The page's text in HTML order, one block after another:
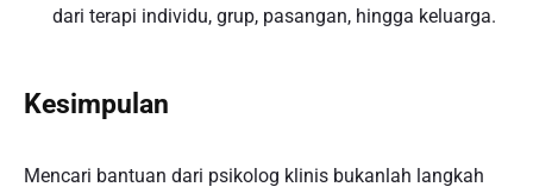
dari terapi individu, grup, pasangan, hingga keluarga.
Kesimpulan
Mencari bantuan dari psikolog klinis bukanlah langkah